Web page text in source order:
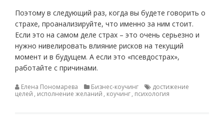
Поэтому в следующий раз, когда вы будете говорить о
страхе, проанализируйте, что именно за ним стоит.
Если это на самом деле страх – это очень серьезно и
нужно нивелировать влияние рисков на текущий
момент и в будущем. А если это «псевдострах»,
работайте с причинами.
Елена Пономарева Бизнес-коучинг
достижение
целей , исполнение желаний , коучинг, психология